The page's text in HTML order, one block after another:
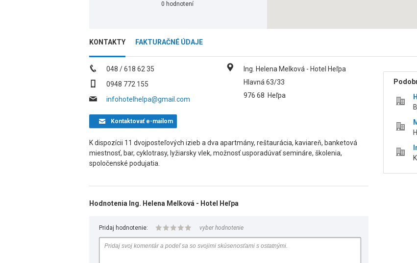
0 hodnotení
KONTAKTY FAKTURAČNÉ ÚDAJE
048 / 618 62 35
0948 772 155
infohotelhelpa@gmail.com
Ing. Helena Melková - Hotel Heľpa
Hlavná 63/33
976 68 Heľpa
Kontaktovaťe-mailom
K dispozícii 11 dvojposteľových izieb a dva apartmány, reštaurácia, kaviareň, banketová
miestnosť, bar, cyklotrasy, lyžiarsky vlek, možnosť usporadúvať semináre, školenia,
spoločenské podujatia.
Hodnotenia Ing. Helena Melková - Hotel Heľpa
Pridaj hodnotenie: vyber hodnotenie